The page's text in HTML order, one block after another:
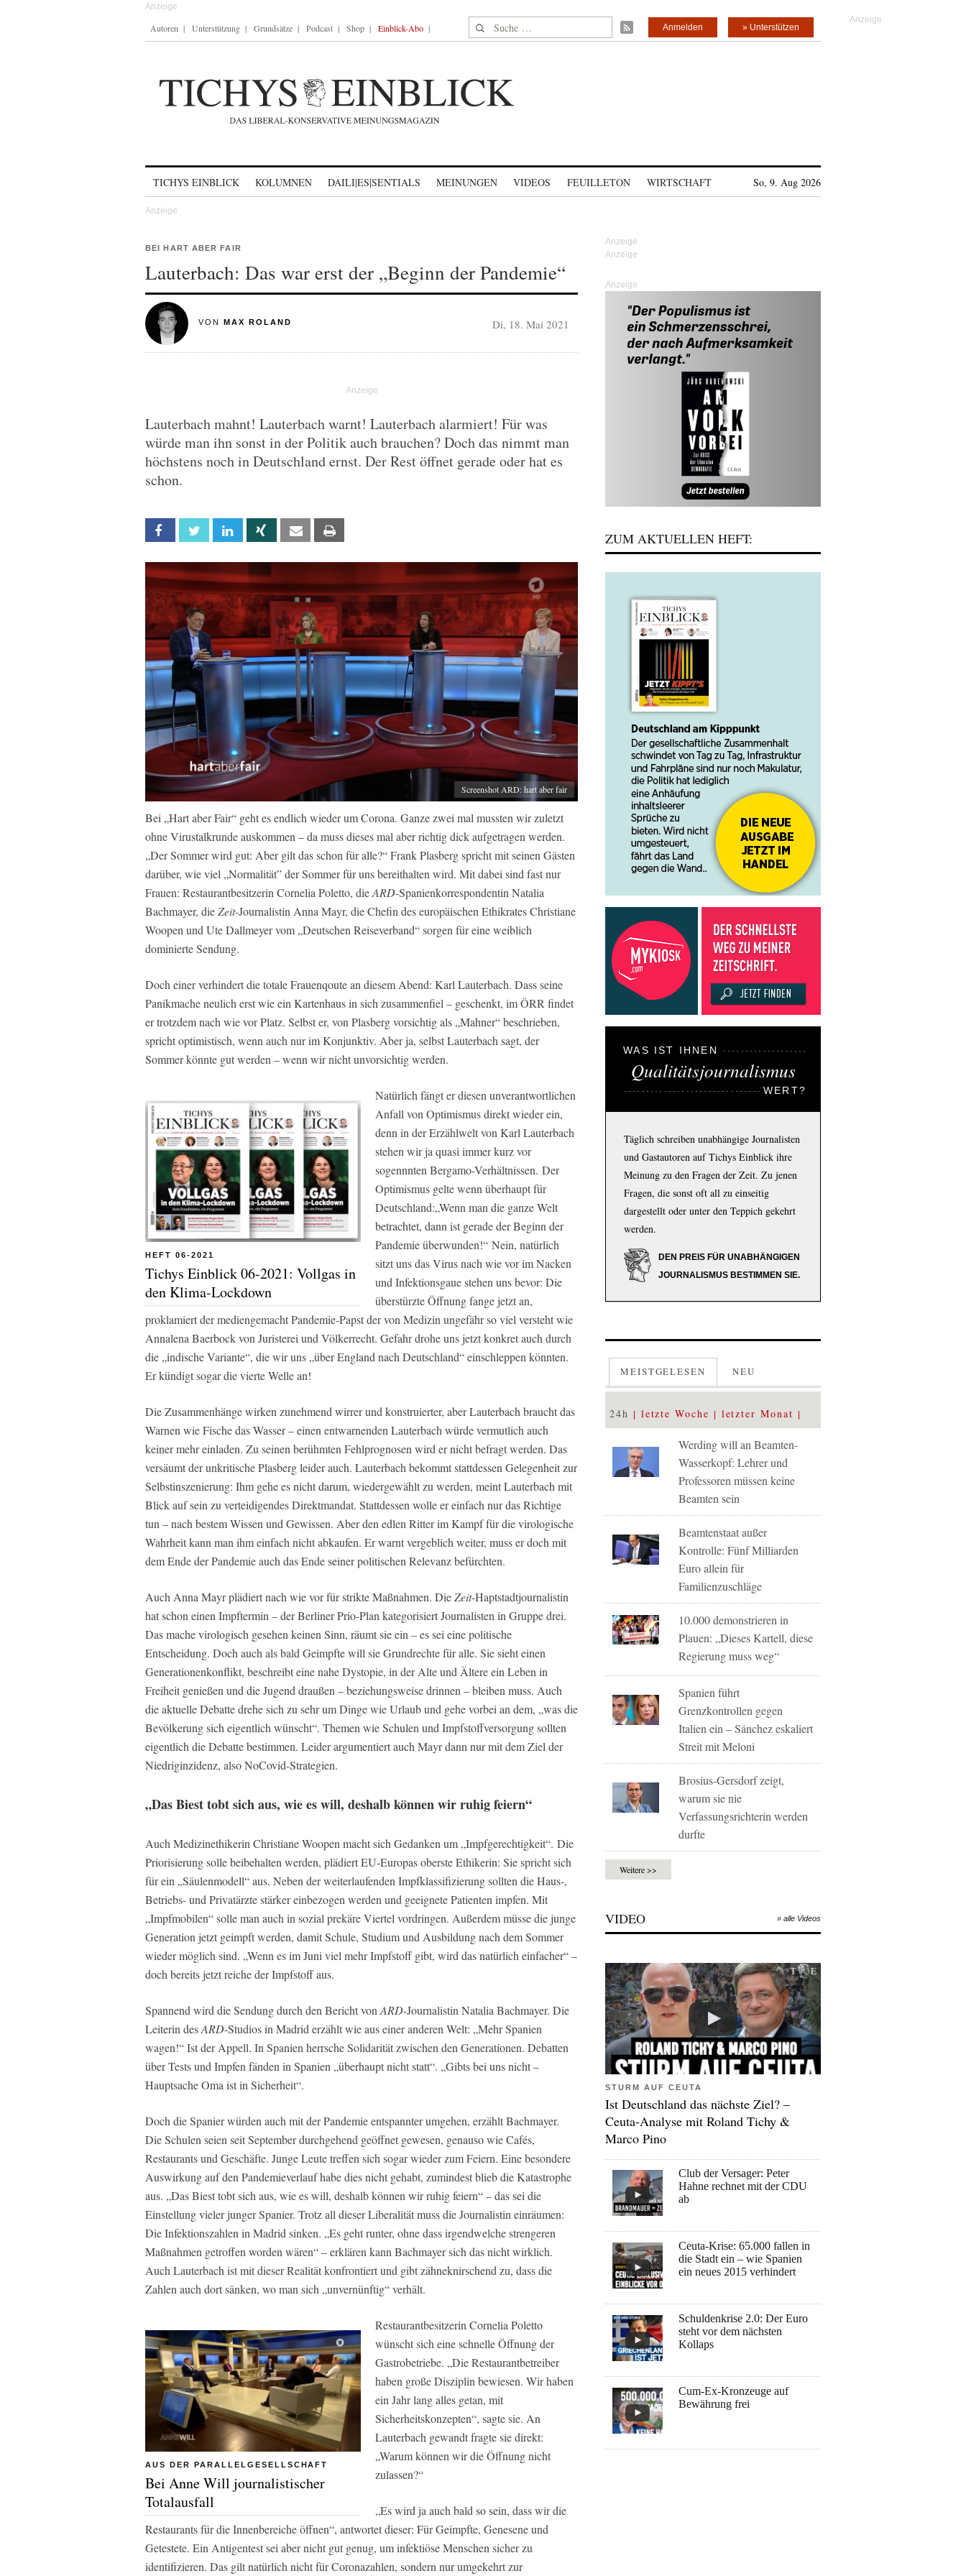
Autoren Unterstützung Grundsätze Podcast Shop Einblick-Abo Suche nach: » Unterstützen
Anmelden
TICHYS EINBLICK KOLUMNEN DAILI|ES|SENTIALS MEINUNGEN VIDEOS FEUILLETON WIRTSCHAFT So, 9. Aug 2026
BEI HART ABER FAIR
Lauterbach: Das war erst der „Beginn der Pandemie“
VON MAX ROLAND Di, 18. Mai 2021
Lauterbach mahnt! Lauterbach warnt! Lauterbach alarmiert! Für was
würde man ihn sonst in der Politik auch brauchen? Doch das nimmt man
höchstens noch in Deutschland ernst. Der Rest öffnet gerade oder hat es
schon.
Facebook Twitter Linkedin Xing Email
Screenshot ARD: hart aber fair
Bei „Hart aber Fair“ geht es endlich wieder um Corona. Ganze zwei mal mussten wir zuletzt
ohne Virustalkrunde auskommen – da muss dieses mal aber richtig dick aufgetragen werden.
„Der Sommer wird gut: Aber gilt das schon für alle?“ Frank Plasberg spricht mit seinen Gästen
darüber, wie viel „Normalität” der Sommer für uns bereithalten wird. Mit dabei sind fast nur
Frauen: Restaurantbesitzerin Cornelia Poletto, dieARD-Spanienkorrespondentin Natalia
Bachmayer, dieZeit-Journalistin Anna Mayr, die Chefin des europäischen Ethikrates Christiane
Woopen und Ute Dallmeyer vom „Deutschen Reiseverband“ sorgen für eine weiblich
dominierte Sendung.
Doch einer verhindert die totale Frauenqoute an diesem Abend: Karl Lauterbach. Dass seine
Panikmache neulich erst wie ein Kartenhaus in sich zusammenfiel – geschenkt, im ÖRR findet
er trotzdem nach wie vor Platz. Selbst er, von Plasberg vorsichtig als „Mahner“ beschrieben,
spricht optimistisch, wenn auch nur im Konjunktiv. Aber ja, selbst Lauterbach sagt, der
Sommer könnte gut werden – wenn wir nicht unvorsichtig werden.
HEFT 06-2021
Tichys Einblick 06-2021: Vollgas in
den Klima-Lockdown
Natürlich fängt er diesen unverantwortlichen
Anfall von Optimismus direkt wieder ein,
denn in der Erzählwelt von Karl Lauterbach
stehen wir ja quasi immer kurz vor
sogennnten Bergamo-Verhältnissen. Der
Optimismus gelte wenn überhaupt für
Deutschland:„Wenn man die ganze Welt
betrachtet, dann ist gerade der Beginn der
Pandemie überwunden!“ Nein, natürlich
sitzt uns das Virus nach wie vor im Nacken
und Infektionsgaue stehen uns bevor: Die
überstürzte Öffnung fange jetzt an,
proklamiert der mediengemacht Pandemie-Papst der von Medizin ungefähr so viel versteht wie
Annalena Baerbock von Juristerei und Völkerrecht. Gefahr drohe uns jetzt konkret auch durch
die „indische Variante“, die wir uns „über England nach Deutschland“ einschleppen könnten.
Er kündigt sogar die vierte Welle an!
Die Zusammenhänge wirken zunehmend wirrer und konstruierter, aber Lauterbach braucht das
Warnen wie Fische das Wasser – einen entwarnenden Lauterbach würde vermutlich auch
keiner mehr einladen. Zu seinen berühmten Fehlprognosen wird er nicht befragt werden. Das
versäumt der unkritische Plasberg leider auch. Lauterbach bekommt stattdessen Gelegenheit zur
Selbstinszenierung: Ihm gehe es nicht darum, wiedergewählt zu werden, meint Lauterbach mit
Blick auf sein zu verteidigendes Direktmandat. Stattdessen wolle er einfach nur das Richtige
tun – nach bestem Wissen und Gewissen. Aber den edlen Ritter im Kampf für die virologische
Wahrheit kann man ihm einfach nicht abkaufen. Er warnt vergeblich weiter, muss er doch mit
dem Ende der Pandemie auch das Ende seiner politischen Relevanz befürchten.
Auch Anna Mayr plädiert nach wie vor für strikte Maßnahmen. DieZeit-Haptstadtjournalistin
hat schon einen Impftermin – der Berliner Prio-Plan kategorisiert Journalisten in Gruppe drei.
Das mache virologisch gesehen keinen Sinn, räumt sie ein – es sei eine politische
Entscheidung. Doch auch als bald Geimpfte will sie Grundrechte für alle. Sie sieht einen
Generationenkonflikt, beschreibt eine nahe Dystopie, in der Alte und Ältere ein Leben in
Freiheit genießen und die Jugend draußen – beziehungsweise drinnen – bleiben muss. Auch
die aktuelle Debatte drehe sich zu sehr um Dinge wie Urlaub und gehe vorbei an dem, „was die
Bevölkerung sich eigentlich wünscht“. Themen wie Schulen und Impfstoffversorgung sollten
eigentlich die Debatte bestimmen. Leider argumentiert auch Mayr dann nur mit dem Ziel der
Niedriginzidenz, also NoCovid-Strategien.
„Das Biest tobt sich aus, wie es will, deshalb können wir ruhig feiern“
Auch Medizinethikerin Christiane Woopen macht sich Gedanken um „Impfgerechtigkeit“. Die
Priorisierung solle beibehalten werden, plädiert EU-Europas oberste Ethikerin: Sie spricht sich
für ein „Säulenmodell“ aus. Neben der weiterlaufenden Impfklassifizierung sollten die Haus-,
Betriebs- und Privatärzte stärker einbezogen werden und geeignete Patienten impfen. Mit
„Impfmobilen“ solle man auch in sozial prekäre Viertel vordringen. Außerdem müsse die junge
Generation jetzt geimpft werden, damit Schule, Studium und Ausbildung nach dem Sommer
wieder möglich sind. „Wenn es im Juni viel mehr Impfstoff gibt, wird das natürlich einfacher“ –
doch bereits jetzt reiche der Impfstoff aus.
Spannend wird die Sendung durch den Bericht von ARD-Journalistin Natalia Bachmayer. Die
Leiterin desARD-Studios in Madrid erzählt wie aus einer anderen Welt: „Mehr Spanien
wagen!“ Ist der Appell. In Spanien herrsche Solidarität zwischen den Generationen. Debatten
über Tests und Impfen fänden in Spanien „überhaupt nicht statt“. „Gibts bei uns nicht –
Hauptsache Oma ist in Sicherheit“.
Doch die Spanier würden auch mit der Pandemie entspannter umgehen, erzählt Bachmayer.
Die Schulen seien seit September durchgehend geöffnet gewesen, genauso wie Cafés,
Restaurants und Geschäfte. Junge Leute treffen sich sogar wieder zum Feiern. Eine besondere
Auswirkung auf den Pandemieverlauf habe dies nicht gehabt, zumindest blieb die Katastrophe
aus. „Das Biest tobt sich aus, wie es will, deshalb können wir ruhig feiern“ – das sei die
Einstellung vieler junger Spanier. Trotz all dieser Liberalität muss die Journalistin einräumen:
Die Infektionszahlen in Madrid sinken. „Es geht runter, ohne dass irgendwelche strengeren
Maßnahmen getroffen worden wären“ – erklären kann Bachmayer sich das nicht wirklich.
Auch Lauterbach ist mit dieser Realität konfrontiert und gibt zähneknirschend zu, dass die
Zahlen auch dort sänken, wo man sich „unvernünftig“ verhält.
AUS DER PARALLELGESELLSCHAFT
Bei Anne Will journalistischer
Totalausfall
Restaurantbesitzerin Cornelia Poletto
wünscht sich eine schnelle Öffnung der
Gastrobetriebe. „Die Restaurantbetreiber
haben große Disziplin bewiesen. Wir haben
ein Jahr lang alles getan, mit
Sicherheitskonzepten“, sagte sie. An
Lauterbach gewandt fragte sie direkt:
„Warum können wir die Öffnung nicht
zulassen?“
„Es wird ja auch bald so sein, dass wir die
Restaurants für die Innenbereiche öffnen“, antwortet dieser: Für Geimpfte, Genesene und
Getestete. Ein Antigentest sei aber nicht gut genug, um infektiöse Menschen sicher zu
identifizieren. Das gilt natürlich nicht für Coronazahlen, sondern nur umgekehrt zur
Anzeige
ZUM AKTUELLEN HEFT:
WAS IST IHNEN
Qualitätsjournalismus
WERT?
Täglich schreiben unabhängige Journalisten
und Gastautoren auf Tichys Einblick ihre
Meinung zu den Fragen der Zeit. Zu jenen
Fragen, die sonst oft all zu einseitig
dargestellt oder unter den Teppich gekehrt
werden.
DEN PREIS FÜR UNABHÄNGIGEN
JOURNALISMUS BESTIMMEN SIE.
MEISTGELESEN NEU
24h letzte Woche letzter Monat
Werding will an Beamten-
Wasserkopf: Lehrer und
Professoren müssen keine
Beamten sein
Beamtenstaat außer
Kontrolle: Fünf Milliarden
Euro allein für
Familienzuschläge
10.000 demonstrieren in
Plauen: „Dieses Kartell, diese
Regierung muss weg“
Spanien führt
Grenzkontrollen gegen
Italien ein – Sánchez eskaliert
Streit mit Meloni
Brosius-Gersdorf zeigt,
warum sie nie
Verfassungsrichterin werden
durfte
Weitere >>
VIDEO » alle Videos
STURM AUF CEUTA
Ist Deutschland das nächste Ziel? –
Ceuta-Analyse mit Roland Tichy &
Marco Pino
Club der Versager: Peter
Hahne rechnet mit der CDU
ab
Ceuta-Krise: 65.000 fallen in
die Stadt ein – wie Spanien
ein neues 2015 verhindert
Schuldenkrise 2.0: Der Euro
steht vor dem nächsten
Kollaps
Cum-Ex-Kronzeuge auf
Bewährung frei